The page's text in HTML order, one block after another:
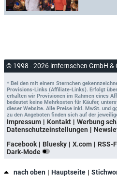
© 1998 - 2026 imfernsehen GmbH &
* Bei den mit einem Sternchen
Provisions-Links (Affiliate-Links). Erfolgt
erhalten wir Provisionen im Rahmen eines
bedeutet keine Mehrkosten für Käufer,
dieser Website. Alle Preise inkl. MwSt. und
zu den Angeboten finden sich auf der
Impressum Kontakt Werbung
Datenschutzeinstellungen
Facebook
Bluesky X.com RSS-
Dark-Mode
nach oben Hauptseite